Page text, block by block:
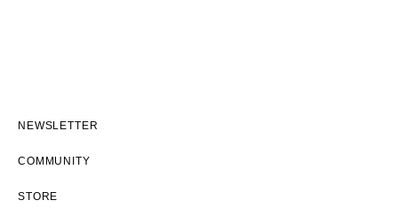
NEWSLETTER
COMMUNITY
STORE